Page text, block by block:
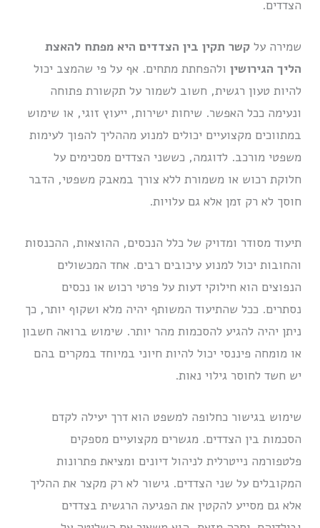
הצדדים.
שמירה עלקשר תקין בין הצדדים היא מפתח להאצת
הליך הגירושין ולהפחתת מתחים. אף על פי שהמצב יכול
להיות טעון רגשית, חשוב לשמור על תקשורת פתוחה
ונעימה ככל האפשר. שיחות ישירות, ייעוץ זוגי, או שימוש
במתווכים מקצועיים יכולים למנוע מההליך להפוך לעימות
משפטי מורכב. לדוגמה, כששני הצדדים מסכימים על
חלוקת רכוש או משמורת ללא צורך במאבק משפטי, הדבר
חוסך לא רק זמן אלא גם עלויות.
תיעוד מסודר ומדויק של כלל הנכסים, ההוצאות, ההכנסות
והחובות יכול למנוע עיכובים רבים. אחד המכשולים
הנפוצים הוא חילוקי דעות על פרטי רכוש או נכסים
נסתרים. ככל שהתיעוד המשותף יהיה מלא ושקוף יותר, כך
ניתן יהיה להגיע להסכמות מהר יותר. שימוש ברואה חשבון
או מומחה פיננסי יכול להיות חיוני במיוחד במקרים בהם
יש חשד לחוסר גילוי נאות.
שימוש בגישור כחלופה למשפט הוא דרך יעילה לקדם
הסכמות בין הצדדים. מגשרים מקצועיים מספקים
פלטפורמה נייטרלית לניהול דיונים ומציאת פתרונות
המקובלים על שני הצדדים. גישור לא רק מקצר את ההליך
אלא גם מסייע להקטין את הפגיעה הרגשית בצדדים